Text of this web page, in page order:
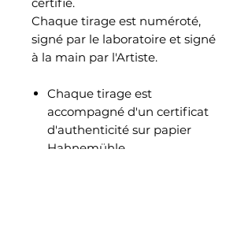
Chaque tirage est numéroté,
signé par le laboratoire et signé
à la main par l'Artiste.
Chaque tirage est
accompagné d'un certificat
d'authenticité sur papier
Hahnemühle.